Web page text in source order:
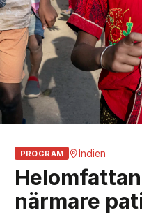
närmare
PROGRAM Indien